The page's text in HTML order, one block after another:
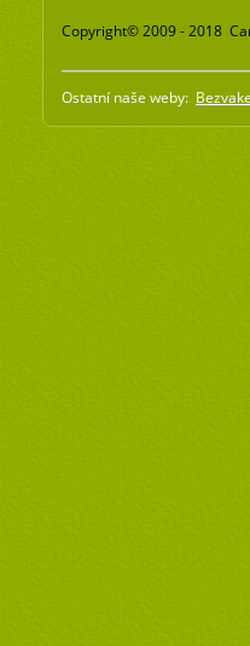
Copyright© 2009 - 2018
Ostatní naše weby: